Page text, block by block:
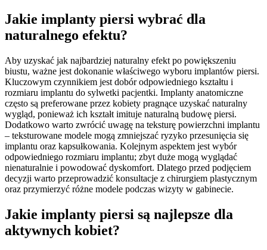
Jakie implanty piersi wybrać dla
naturalnego efektu?
Aby uzyskać jak najbardziej naturalny efekt po powiększeniu
biustu, ważne jest dokonanie właściwego wyboru implantów piersi.
Kluczowym czynnikiem jest dobór odpowiedniego kształtu i
rozmiaru implantu do sylwetki pacjentki. Implanty anatomiczne
często są preferowane przez kobiety pragnące uzyskać naturalny
wygląd, ponieważ ich kształt imituje naturalną budowę piersi.
Dodatkowo warto zwrócić uwagę na teksturę powierzchni implantu
– teksturowane modele mogą zmniejszać ryzyko przesunięcia się
implantu oraz kapsułkowania. Kolejnym aspektem jest wybór
odpowiedniego rozmiaru implantu; zbyt duże mogą wyglądać
nienaturalnie i powodować dyskomfort. Dlatego przed podjęciem
decyzji warto przeprowadzić konsultacje z chirurgiem plastycznym
oraz przymierzyć różne modele podczas wizyty w gabinecie.
Jakie implanty piersi są najlepsze dla
aktywnych kobiet?